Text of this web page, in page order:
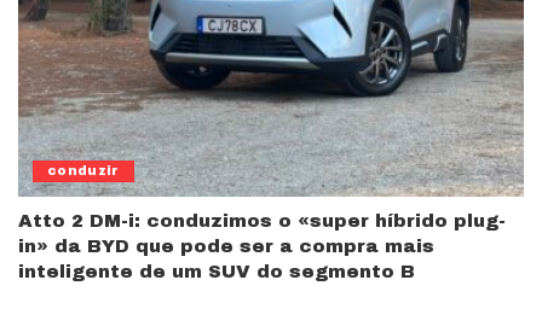
conduzir
Atto 2 DM-i: conduzimos o «super híbrido plug-
in» da BYD que pode ser a compra mais
inteligente de um SUV do segmento B